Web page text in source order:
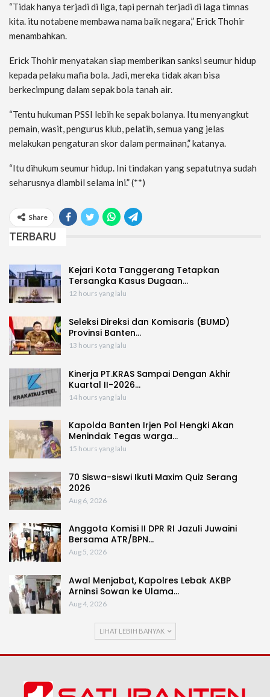
“Tidak hanya terjadi di liga, tapi pernah terjadi di laga timnas
kita. itu notabene membawa nama baik negara,” Erick Thohir
menambahkan.
Erick Thohir menyatakan siap memberikan sanksi seumur hidup
kepada pelaku mafia bola. Jadi, mereka tidak akan bisa
berkecimpung dalam sepak bola tanah air.
“Tentu hukuman PSSI lebih ke sepak bolanya. Itu menyangkut
pemain, wasit, pengurus klub, pelatih, semua yang jelas
melakukan pengaturan skor dalam permainan,” katanya.
“Itu dihukum seumur hidup. Ini tindakan yang sepatutnya sudah
seharusnya diambil selama ini.” (**)
Share
TERBARU
Kejari Kota Tanggerang Tetapkan
Tersangka Kasus Dugaan…
12 hours yang lalu
Seleksi Direksi dan Komisaris (BUMD)
Provinsi Banten…
13 hours yang lalu
Kinerja PT.KRAS Sampai Dengan Akhir
Kuartal II-2026…
14 hours yang lalu
Kapolda Banten Irjen Pol Hengki Akan
Menindak Tegas warga…
15 hours yang lalu
70 Siswa-siswi Ikuti Maxim Quiz Serang
2026
Aug 6, 2026
Anggota Komisi II DPR RI Jazuli Juwaini
Bersama ATR/BPN…
Aug 5, 2026
Awal Menjabat, Kapolres Lebak AKBP
Arninsi Sowan ke Ulama…
Aug 4, 2026
LIHAT LEBIH BANYAK